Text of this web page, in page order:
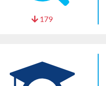
179